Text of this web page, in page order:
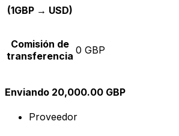
(1GBP → USD)
Comisión de
transferencia 0 GBP
Enviando 20,000.00 GBP
Proveedor